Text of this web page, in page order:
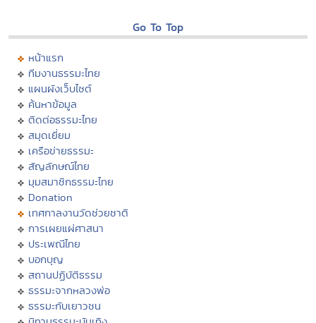
Go To Top
หน้าแรก
ทีมงานธรรมะไทย
แผนผังเว็บไซต์
ค้นหาข้อมูล
ติดต่อธรรมะไทย
สมุดเยี่ยม
เครือข่ายธรรมะ
สัญลักษณ์ไทย
มุมสมาชิกธรรมะไทย
Donation
เทศกาลงานวัดช่วยชาติ
การเผยแผ่ศาสนา
ประเพณีไทย
บอกบุญ
สถานปฏิบัติธรรม
ธรรมะจากหลวงพ่อ
ธรรมะกับเยาวชน